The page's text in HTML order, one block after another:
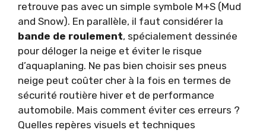
retrouve pas avec un simple symbole M+S (Mud
and Snow). En parallèle, il faut considérer la
bande de roulement, spécialement dessinée
pour déloger la neige et éviter le risque
d’aquaplaning. Ne pas bien choisir ses pneus
neige peut coûter cher à la fois en termes de
sécurité routière hiver et de performance
automobile. Mais comment éviter ces erreurs ?
Quelles repères visuels et techniques